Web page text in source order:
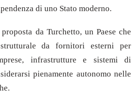
di uno Stato moderno.
da Turchetto, un Paese che
da fornitori esterni per
infrastrutture e sistemi di
pienamente autonomo nelle